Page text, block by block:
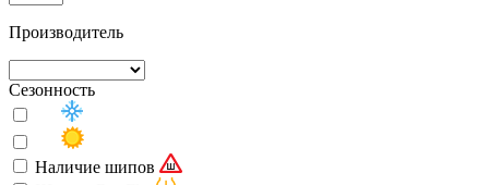
Производитель
Сезонность
Наличие шипов